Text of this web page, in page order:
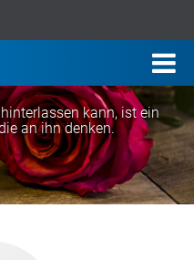
kann, ist ein
an ihn denken.